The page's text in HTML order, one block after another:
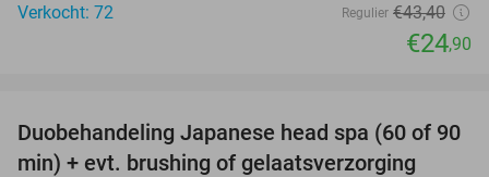
Verkocht: 72
Regulier €43,40
€24,90
44%
Duobehandeling Japanese head spa (60 of 90
min) + evt. brushing of gelaatsverzorging